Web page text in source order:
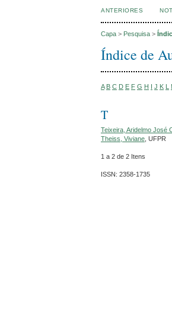
ANTERIORES
Capa > Pesquisa >
Índice de
A B C D E F G H I J K L
T
Teixeira, Aridelmo José
Theiss, Viviane , UFPR
1 a 2 de 2 Itens
ISSN: 2358-1735